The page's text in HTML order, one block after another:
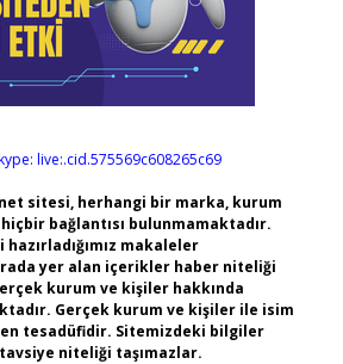
live:.cid.575569c608265c69
sitesi, herhangi bir marka, kurum
bağlantısı bulunmamaktadır.
makaleler
yer alan içerikler haber niteliği
kurum ve kişiler hakkında
Gerçek kurum ve kişiler ile isim
tesadüfidir. Sitemizdeki bilgiler
niteliği taşımazlar.